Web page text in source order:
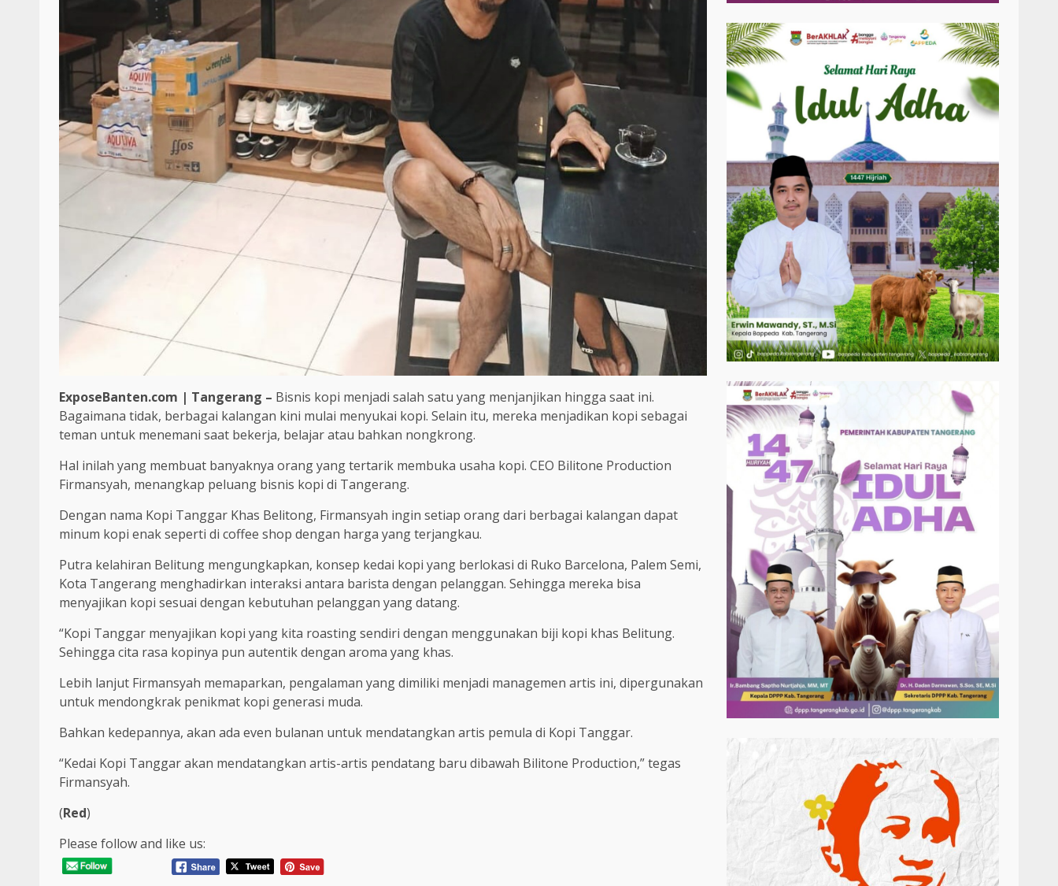
ExposeBanten.com | Tangerang – Bisnis kopi menjadi salah satu yang menjanjikan hingga saat ini.
Bagaimana tidak, berbagai kalangan kini mulai menyukai kopi. Selain itu, mereka menjadikan kopi sebagai
teman untuk menemani saat bekerja, belajar atau bahkan nongkrong.
Hal inilah yang membuat banyaknya orang yang tertarik membuka usaha kopi. CEO Bilitone Production
Firmansyah, menangkap peluang bisnis kopi di Tangerang.
Dengan nama Kopi Tanggar Khas Belitong, Firmansyah ingin setiap orang dari berbagai kalangan dapat
minum kopi enak seperti di coffee shop dengan harga yang terjangkau.
Putra kelahiran Belitung mengungkapkan, konsep kedai kopi yang berlokasi di Ruko Barcelona, Palem Semi,
Kota Tangerang menghadirkan interaksi antara barista dengan pelanggan. Sehingga mereka bisa
menyajikan kopi sesuai dengan kebutuhan pelanggan yang datang.
“Kopi Tanggar menyajikan kopi yang kita roasting sendiri dengan menggunakan biji kopi khas Belitung.
Sehingga cita rasa kopinya pun autentik dengan aroma yang khas.
Lebih lanjut Firmansyah memaparkan, pengalaman yang dimiliki menjadi managemen artis ini, dipergunakan
untuk mendongkrak penikmat kopi generasi muda.
Bahkan kedepannya, akan ada even bulanan untuk mendatangkan artis pemula di Kopi Tanggar.
“Kedai Kopi Tanggar akan mendatangkan artis-artis pendatang baru dibawah Bilitone Production,” tegas
Firmansyah.
(Red)
Please follow and like us: